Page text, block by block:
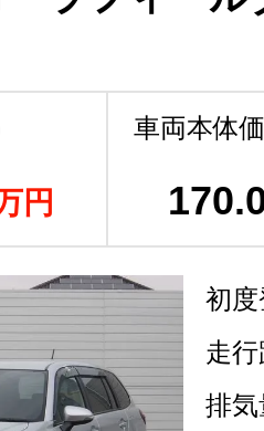
円
車両本体
170
初
走
排気